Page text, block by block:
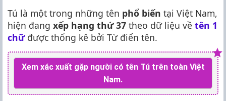
Tú là một trong những tên phổ biến tại Việt Nam,
hiện đang xếp hạng thứ 37 theo dữ liệu về tên 1
chữđược thống kê bởi Từ điển tên.
Xem xác xuất gặp người có tên Tú trên toàn Việt
Nam.